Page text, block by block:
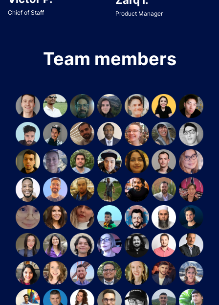
Chief of Staff Product Manager
Team members